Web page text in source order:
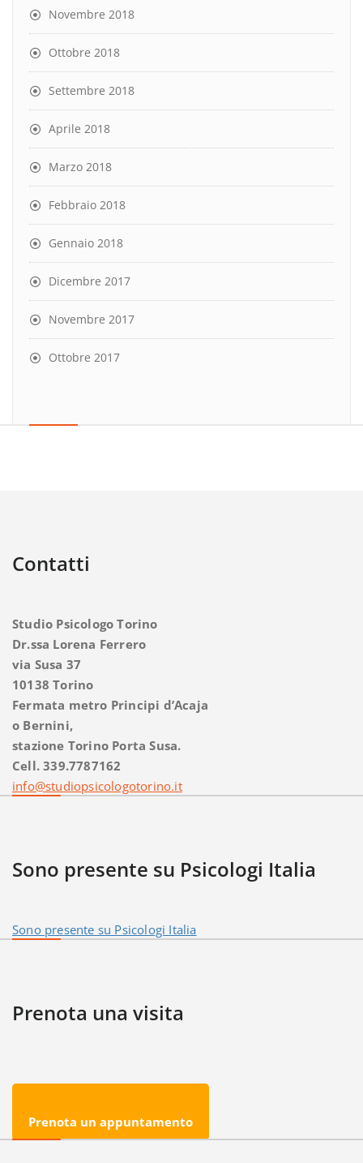
Novembre 2018
Ottobre 2018
Settembre 2018
Aprile 2018
Marzo 2018
Febbraio 2018
Gennaio 2018
Dicembre 2017
Novembre 2017
Ottobre 2017
Contatti
Studio Psicologo Torino
Dr.ssa Lorena Ferrero
via Susa 37
10138 Torino
Fermata metro Principi d’Acaja
o Bernini,
stazione Torino Porta Susa.
Cell. 339.7787162
info@studiopsicologotorino.it
Sono presente su Psicologi Italia
Sono presente su Psicologi Italia
Prenota una visita
Prenota un appuntamento